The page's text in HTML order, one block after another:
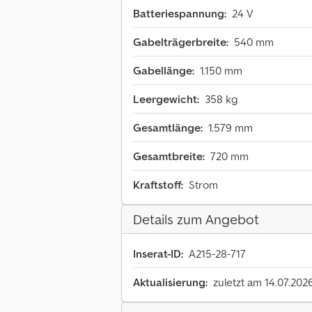
Batteriespannung: 24 V
Gabelträgerbreite: 540 mm
Gabellänge: 1.150 mm
Leergewicht: 358 kg
Gesamtlänge: 1.579 mm
Gesamtbreite: 720 mm
Kraftstoff: Strom
Details zum Angebot
Inserat-ID: A215-28-717
Aktualisierung: zuletzt am